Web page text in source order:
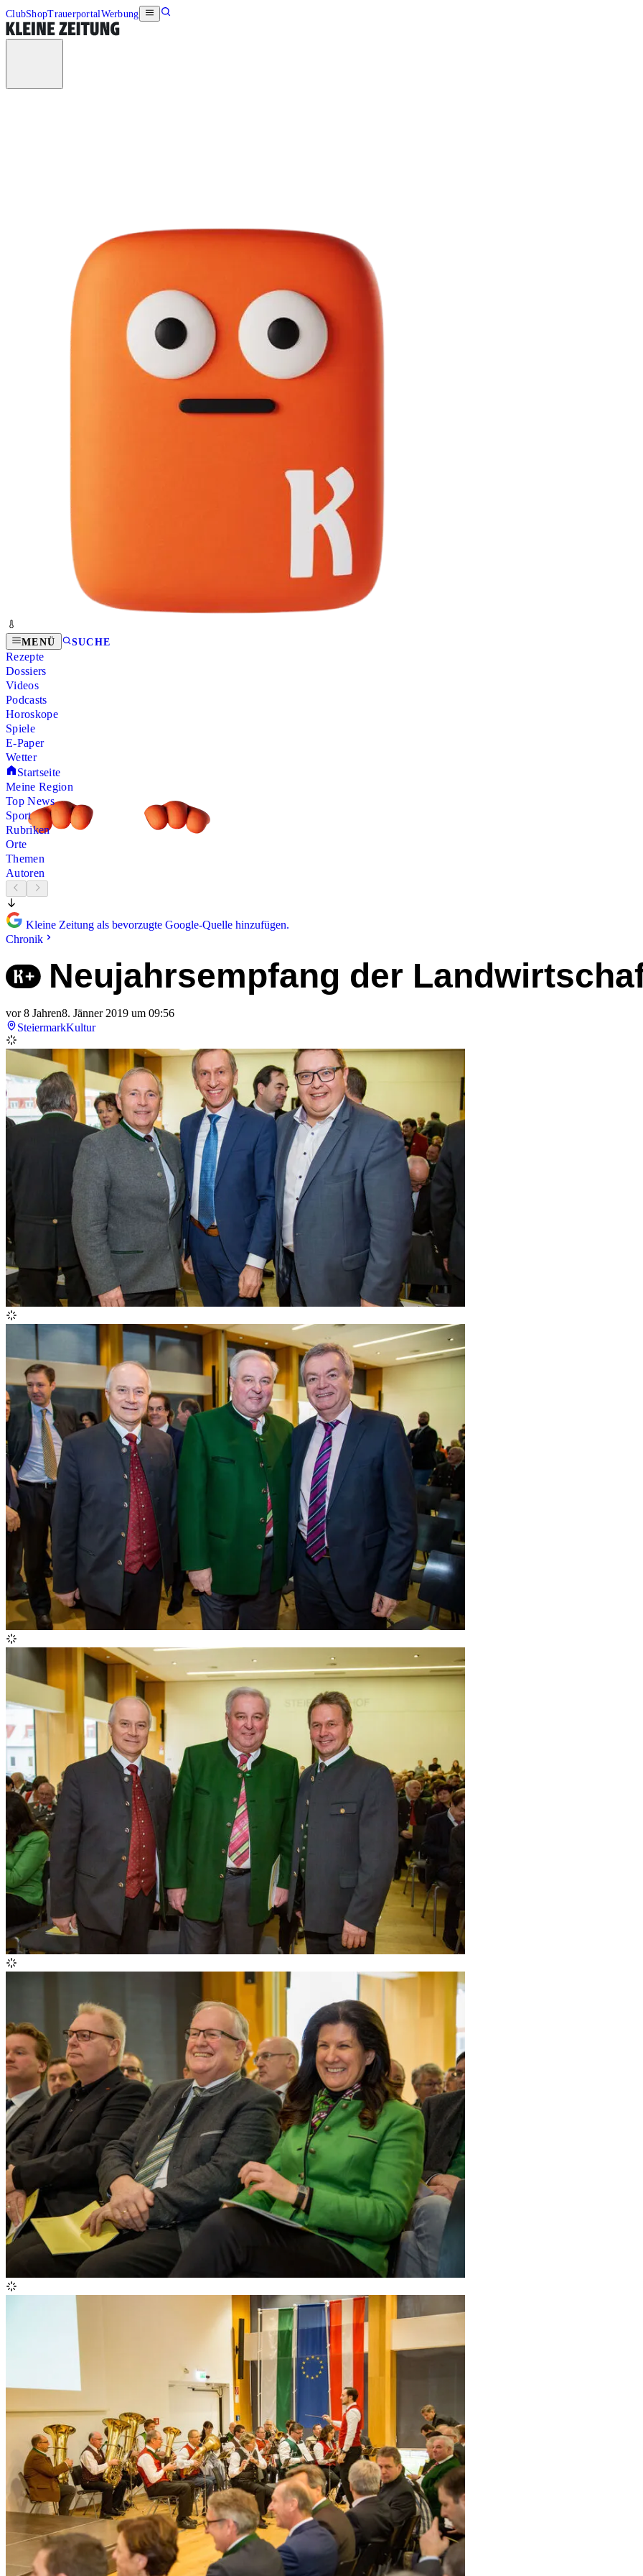
ClubShopTrauerportalWerbung
MENÜ SUCHE
Rezepte
Dossiers
Videos
Podcasts
Horoskope
Spiele
E-Paper
Wetter
Startseite
Meine Region
Top News
Sport
Rubriken
Orte
Themen
Autoren
Kleine Zeitung als bevorzugte Google-Quelle hinzufügen.
Chronik
Neujahrsempfang der
vor 8 Jahren8. Jänner 2019 um 09:56
SteiermarkKultur